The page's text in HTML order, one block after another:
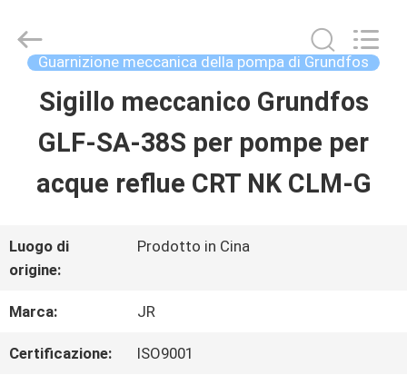
CASA
VIDEO
CIRCA
NOI
Supseals
International
Reserved.
Guarnizione meccanica della pompa di Grundfos
Sigillo meccanico Grundfos
GLF-SA-38S per pompe per
acque reflue CRT NK CLM-G
Luogo di
origine:
Prodotto in Cina
Marca: JR
Certificazione: ISO9001